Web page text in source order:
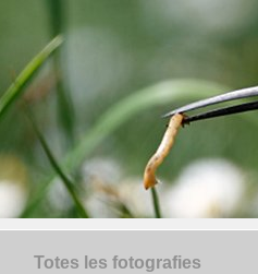
Totes les fotografies